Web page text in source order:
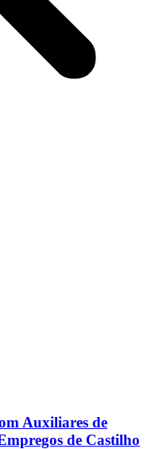
Auxiliares de
de Castilho